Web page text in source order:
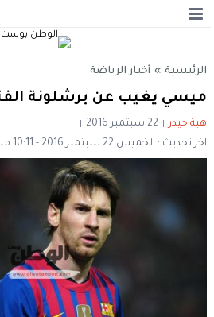
الرئيسية » أخبار الرياضة
ميسي يغيب عن برشلونة
هبة حيدر
22 سبتمبر 2016
آخر تحديث : الخميس 22 سبتمبر 2016 - 10:11 مساءً